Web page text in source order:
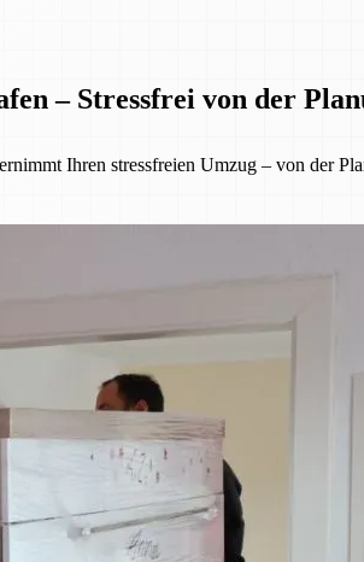
– Stressfrei von der
Ihren stressfreien Umzug – von der